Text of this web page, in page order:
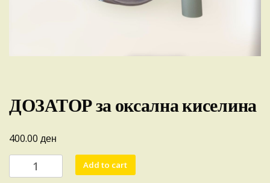
ДОЗАТОР за оксална киселина
400.00 ден
ДОЗАТОР
за
Add to cart